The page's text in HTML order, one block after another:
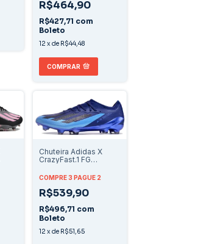
R$464,90
R$427,71 com
Boleto
12 xde R$44,48
COMPRAR
Chuteira Adidas X
CrazyFast.1 FG
COMPRE 3 PAGUE 2
R$539,90
R$496,71 com
Boleto
12 xde R$51,65